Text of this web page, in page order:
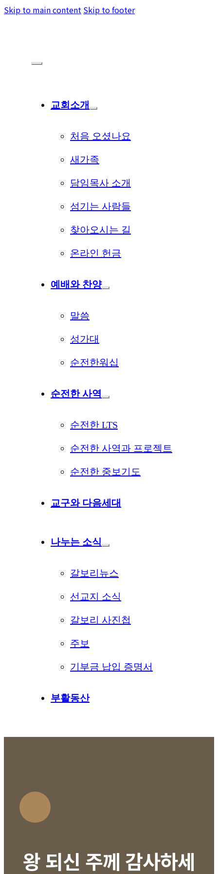
Skip to main content Skip to footer
교회소개
처음 오셨나요
새가족
담임목사 소개
섬기는 사람들
찾아오시는 길
온라인 헌금
예배와 찬양
말씀
성가대
순전한워십
순전한 사역
순전한 LTS
순전한 사역과 프로젝트
순전한 중보기도
교구와 다음세대
나누는 소식
갈보리뉴스
선교지 소식
갈보리 사진첩
주보
기부금 납입 증명서
부활동산
왕 되신 주께 감사하세